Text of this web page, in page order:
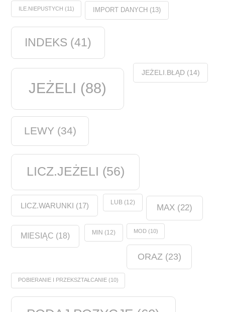
ILE.NIEPUSTYCH (11) IMPORT DANYCH (13)
INDEKS (41)
JEŻELI (88)
JEŻELI.BŁĄD(14)
LEWY (34)
LICZ.JEŻELI (56)
LICZ.WARUNKI (17) LUB(12)
MAX(22)
MIESIĄC (18) MIN (12) MOD(10)
ORAZ (23)
POBIERANIE I PRZEKSZTAŁCANIE(10)